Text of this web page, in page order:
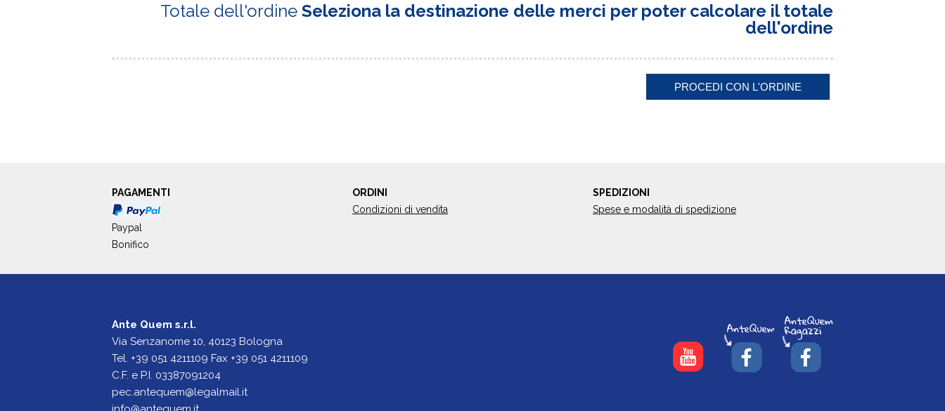
Totale dell'ordine Seleziona la destinazione delle merci per poter calcolare il totale
dell'ordine
PAGAMENTI
Paypal
Bonifico
ORDINI
Condizioni di vendita
SPEDIZIONI
Spese e modalità di spedizione
Ante Quem s.r.l.
Via Senzanome 10, 40123 Bologna
Tel. +39 051 4211109 Fax +39 051 4211109
C.F. e P.I. 03387091204
pec.antequem@legalmail.it